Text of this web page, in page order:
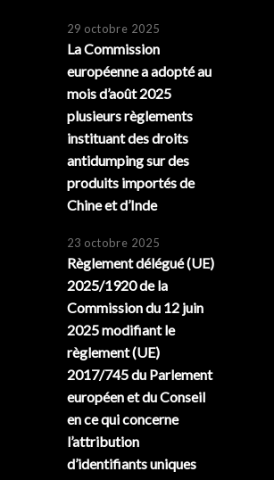
29 octobre 2025
La Commission
européenne a adopté au
mois d’août 2025
plusieurs règlements
instituant des droits
antidumping sur des
produits importés de
Chine et d’Inde
23 octobre 2025
Règlement délégué (UE)
2025/1920 de la
Commission du 12 juin
2025 modifiant le
règlement (UE)
2017/745 du Parlement
européen et du Conseil
en ce qui concerne
l’attribution
d’identifiants uniques